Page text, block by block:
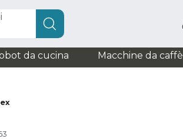
da cucina Macchine da caffè